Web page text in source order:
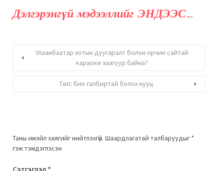
Дэлгэрэнгүй мэдээллийг ЭНДЭЭС…
Улаанбаатар хотын дуугаралт болон орчин сайтай
караоке хаагуур байна?
Төгс бие галбиртай болох нууц
Таны имэйл хаягийг нийтлэхгүй. Шаардлагатай талбаруудыг *
гэж тэмдэглэсэн